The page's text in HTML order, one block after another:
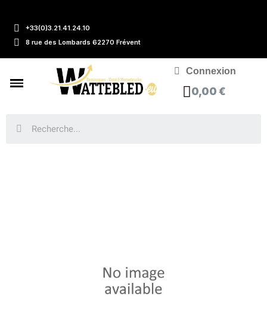
+33(0)3.21.41.24.10
8 rue des Lombards 62270 Frévent
Connexion
0,00 €